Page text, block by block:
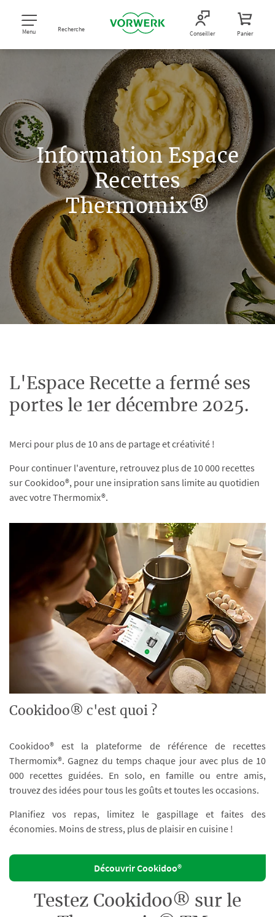
Menu Recherche Conseiller Panier
Information Espace
Recettes
Thermomix®
L'Espace Recette a fermé ses
portes le 1er décembre 2025.
Merci pour plus de 10 ans de partage et créativité !
Pour continuer l'aventure, retrouvez plus de 10 000 recettes
sur Cookidoo®, pour une insipration sans limite au quotidien
avec votre Thermomix®.
Cookidoo® c'est quoi ?
Cookidoo® est la plateforme de référence de recettes
Thermomix®. Gagnez du temps chaque jour avec plus de 10
000 recettes guidées. En solo, en famille ou entre amis,
trouvez des idées pour tous les goûts et toutes les occasions.
Planifiez vos repas, limitez le gaspillage et faites des
économies. Moins de stress, plus de plaisir en cuisine !
Découvrir Cookidoo®
Testez Cookidoo® sur le